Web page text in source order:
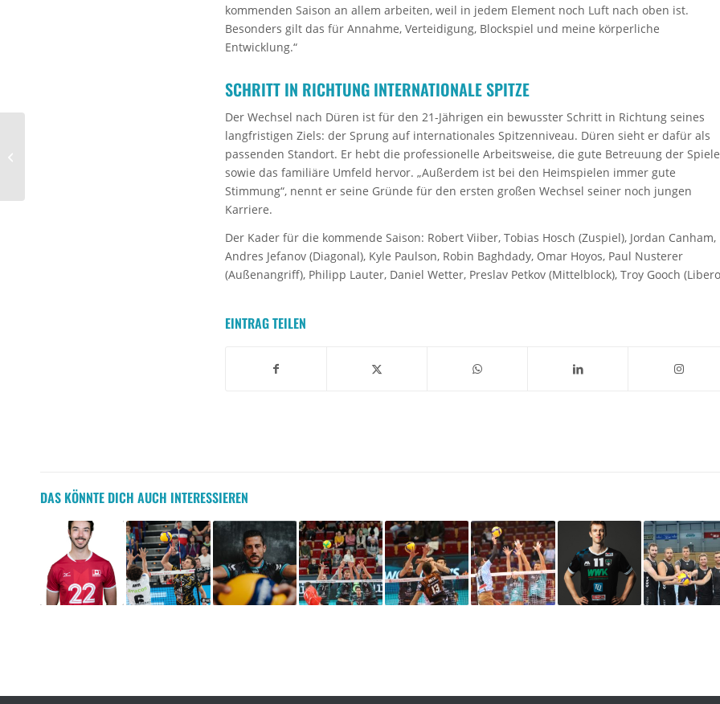
kommenden Saison an allem arbeiten, weil in jedem Element noch Luft nach oben ist.
Besonders gilt das für Annahme, Verteidigung, Blockspiel und meine körperliche
Entwicklung.“
SCHRITT IN RICHTUNG INTERNATIONALE SPITZE
Der Wechsel nach Düren ist für den 21-Jährigen ein bewusster Schritt in Richtung seines
langfristigen Ziels: der Sprung auf internationales Spitzenniveau. Düren sieht er dafür als
passenden Standort. Er hebt die professionelle Arbeitsweise, die gute Betreuung der
sowie das familiäre Umfeld hervor. „Außerdem ist bei den Heimspielen immer gute
Stimmung“, nennt er seine Gründe für den ersten großen Wechsel seiner noch jungen
Karriere.
Der Kader für die kommende Saison: Robert Viiber, Tobias Hosch (Zuspiel), Jordan Canham,
Andres Jefanov (Diagonal), Kyle Paulson, Robin Baghdady, Omar Hoyos, Paul Nusterer
(Außenangriff), Philipp Lauter, Daniel Wetter, Preslav Petkov (Mittelblock), Troy Gooch
EINTRAG TEILEN
DAS KÖNNTE DICH AUCH INTERESSIEREN